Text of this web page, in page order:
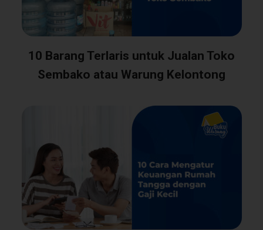
10 Barang Terlaris untuk Jualan Toko
Sembako atau Warung Kelontong